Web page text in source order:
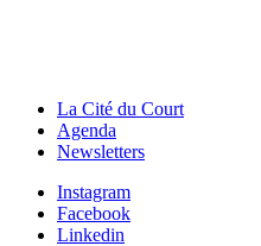
La Cité du Court
Agenda
Newsletters
Instagram
Facebook
Linkedin